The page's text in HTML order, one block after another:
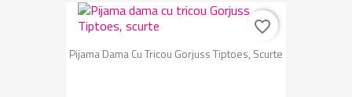
Pijama Dama Cu Tricou Gorjuss Tiptoes, Scurte
favorite_border